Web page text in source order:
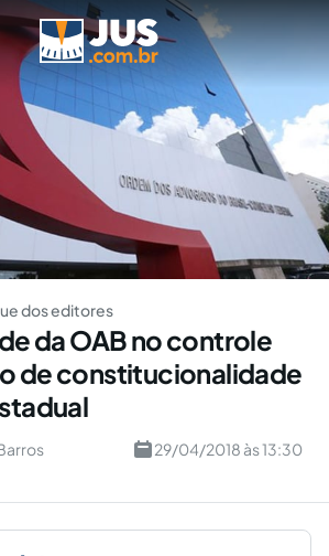
dos editores
da OAB no controle
de constitucionalidade
29/04/2018 às 13:30